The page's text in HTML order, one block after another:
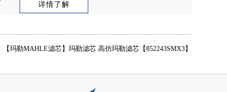
详情了解
【玛勒MAHLE滤芯】玛勒滤芯 高仿玛勒滤芯【852243SMX3】